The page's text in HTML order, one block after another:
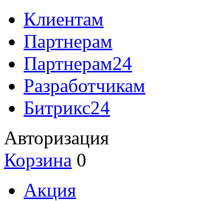
Клиентам
Партнерам
Партнерам24
Разработчикам
Битрикс24
Авторизация
Корзина 0
Акция